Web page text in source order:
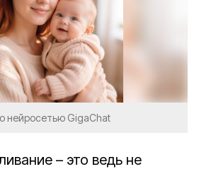
нейросетью GigaChat
– это ведь не